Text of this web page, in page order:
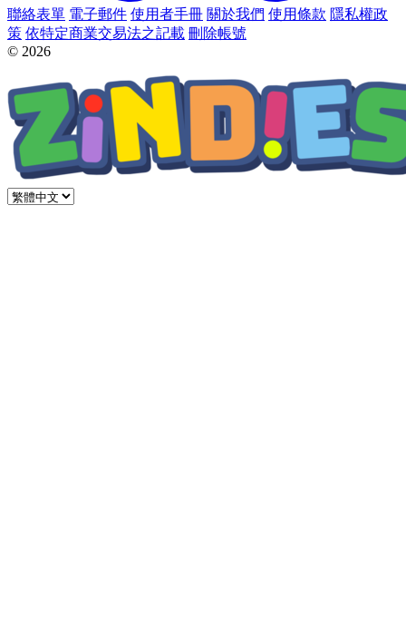
聯絡表單 電子郵件 使用者手冊 關於我們 使用條款 隱私權政
策 依特定商業交易法之記載 刪除帳號
© 2026